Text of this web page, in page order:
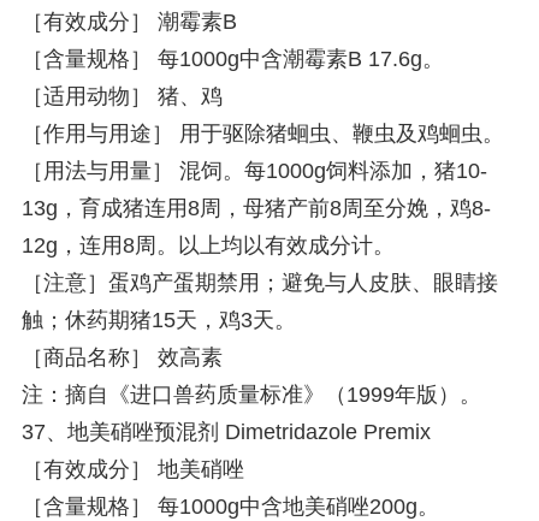
［有效成分］ 潮霉素B
［含量规格］ 每1000g中含潮霉素B 17.6g。
［适用动物］ 猪、鸡
［作用与用途］ 用于驱除猪蛔虫、鞭虫及鸡蛔虫。
［用法与用量］ 混饲。每1000g饲料添加，猪10-
13g，育成猪连用8周，母猪产前8周至分娩，鸡8-
12g，连用8周。以上均以有效成分计。
［注意］蛋鸡产蛋期禁用；避免与人皮肤、眼睛接
触；休药期猪15天，鸡3天。
［商品名称］ 效高素
注：摘自《进口兽药质量标准》（1999年版）。
37、地美硝唑预混剂 Dimetridazole Premix
［有效成分］ 地美硝唑
［含量规格］ 每1000g中含地美硝唑200g。